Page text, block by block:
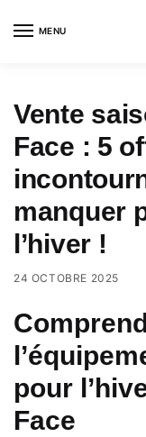
MENU
Vente
Face : 5
manquer
l’hiver !
24 OCTOBRE 2025
pour
Face